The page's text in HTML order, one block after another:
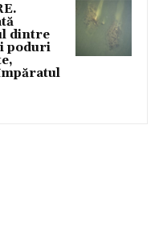
dintre
poduri